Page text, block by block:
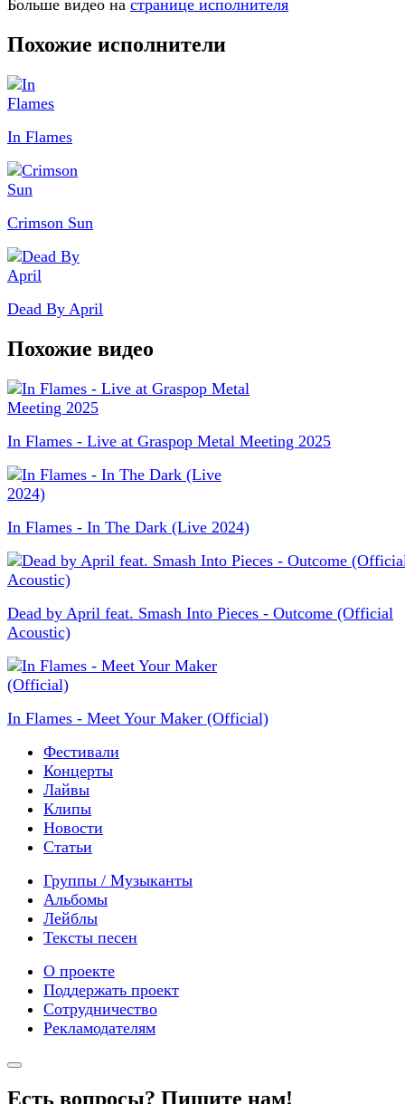
Больше видео на странице исполнителя
Похожие исполнители
In Flames
Crimson Sun
Dead By April
Похожие видео
In Flames - Live at Graspop Metal Meeting 2025
In Flames - In The Dark (Live 2024)
Dead by April feat. Smash Into Pieces - Outcome (Official
Acoustic)
In Flames - Meet Your Maker (Official)
Фестивали
Концерты
Лайвы
Клипы
Новости
Статьи
Группы / Музыканты
Альбомы
Лейблы
Тексты песен
О проекте
Поддержать проект
Сотрудничество
Рекламодателям
Есть вопросы? Пишите нам!